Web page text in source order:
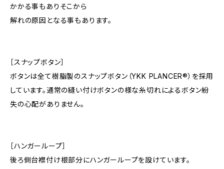
かかる事もありそこから
解れの原因となる事もあります。
［スナップボタン］
ボタンは全て樹脂製のスナップボタン（YKK PLANCER®）を採用
しています。通常の縫い付けボタンの様な糸切れによるボタン紛
失の心配がありません。
［ハンガーループ］
後ろ側台襟付け根部分にハンガーループを設けています。